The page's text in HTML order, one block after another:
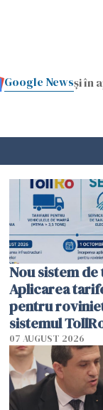
Google Newsși în
Nou sistem
Aplicarea
pentru
sistemul
începe la 1
07 AUGUST 2026